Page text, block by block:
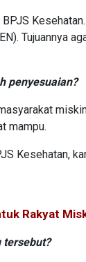
Tujuannya
penyesuaian?
mampu.
Kesehatan,
Rakyat
tersebut?